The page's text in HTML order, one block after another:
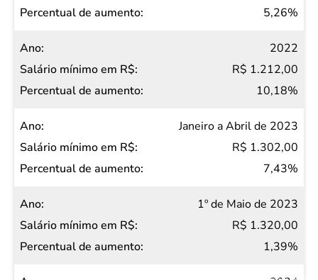
5,26%
2022
R$ 1.212,00
10,18%
Janeiro a Abril de 2023
R$ 1.302,00
7,43%
1º de Maio de 2023
R$ 1.320,00
1,39%